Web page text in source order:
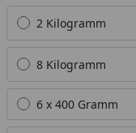
2 Kilogramm
8 Kilogramm
6 x 400 Gramm